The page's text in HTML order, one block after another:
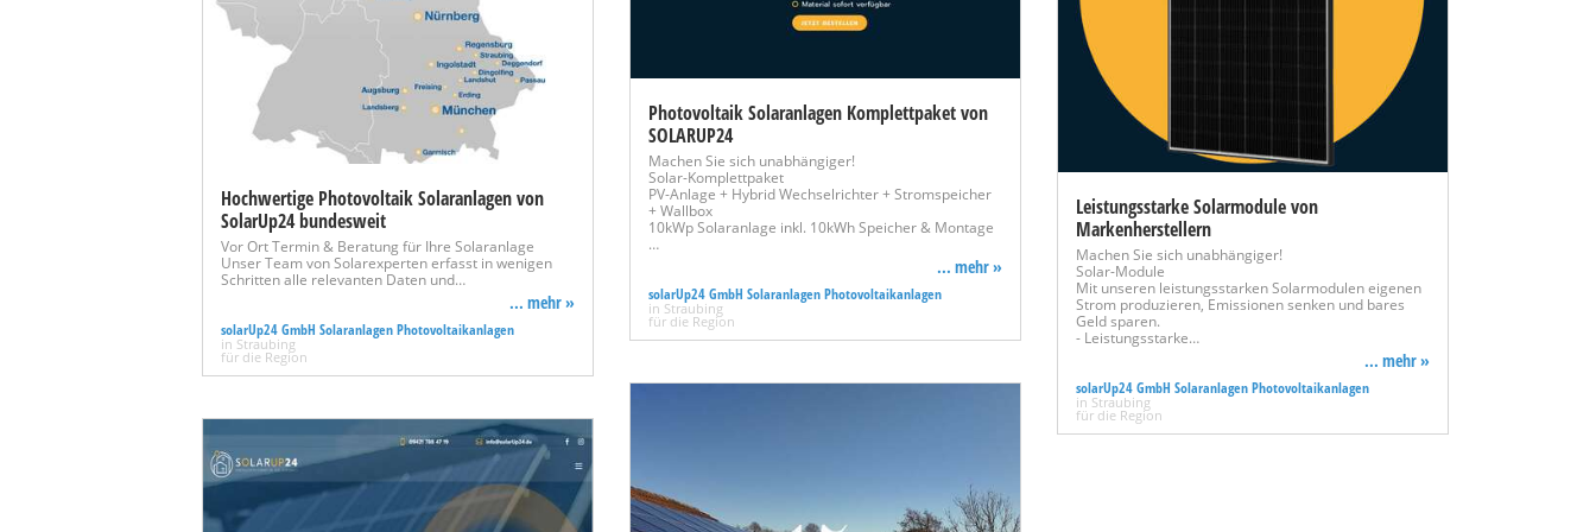
Hochwertige Photovoltaik Solaranlagen von
SolarUp24 bundesweit
Vor Ort Termin & Beratung für Ihre Solaranlage
Unser Team von Solarexperten erfasst in wenigen
Schritten alle relevanten Daten und…
... mehr »
solarUp24 GmbH Solaranlagen Photovoltaikanlagen
in Straubing
für die Region
Photovoltaik Solaranlagen Komplettpaket von
SOLARUP24
Machen Sie sich unabhängiger!
Solar-Komplettpaket
PV-Anlage + Hybrid Wechselrichter + Stromspeicher
+ Wallbox
10kWp Solaranlage inkl. 10kWh Speicher & Montage
…
... mehr »
solarUp24 GmbH Solaranlagen Photovoltaikanlagen
in Straubing
für die Region
Leistungsstarke Solarmodule von
Markenherstellern
Machen Sie sich unabhängiger!
Solar-Module
Mit unseren leistungsstarken Solarmodulen eigenen
Strom produzieren, Emissionen senken und bares
Geld sparen.
- Leistungsstarke…
... mehr »
solarUp24 GmbH Solaranlagen Photovoltaikanlagen
in Straubing
für die Region